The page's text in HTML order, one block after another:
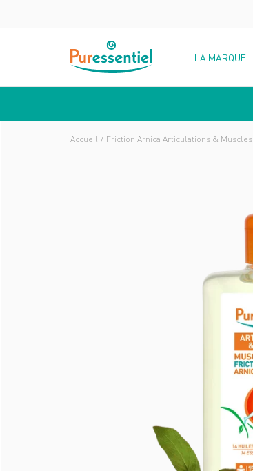
LA MARQUE
Accueil Friction Arnica Articulations & Muscles